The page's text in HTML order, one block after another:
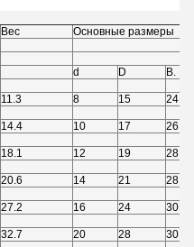
Вес
Основные размеры
d D В.
11.3 8 15 24
14.4 10 17 26
18.1 12 19 28
20.6 14 21 28
27.2 16 24 30
32.7 20 28 30